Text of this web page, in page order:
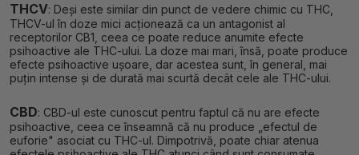
THCV: Deși este similar din punct de vedere chimic cu THC,
THCV-ul în doze mici acționează ca un antagonist al
receptorilor CB1, ceea ce poate reduce anumite efecte
psihoactive ale THC-ului. La doze mai mari, însă, poate produce
efecte psihoactive ușoare, dar acestea sunt, în general, mai
puțin intense și de durată mai scurtă decât cele ale THC-ului.
CBD: CBD-ul este cunoscut pentru faptul că nu are efecte
psihoactive, ceea ce înseamnă că nu produce „efectul de
euforie" asociat cu THC-ul. Dimpotrivă, poate chiar atenua